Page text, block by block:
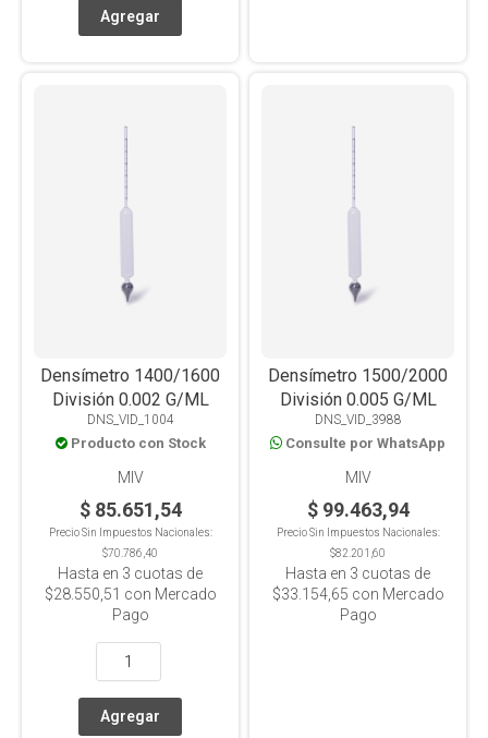
Densímetro 1400/1600
División 0.002 G/ML
DNS_VID_1004
Producto con Stock
MIV
$ 85.651,54
Precio Sin Impuestos Nacionales:
$70.786,40
Hasta en 3 cuotas de
$28.550,51 con Mercado
Pago
Densímetro 1500/2000
División 0.005 G/ML
DNS_VID_3988
Consulte por WhatsApp
MIV
$ 99.463,94
Precio Sin Impuestos Nacionales:
$82.201,60
Hasta en 3 cuotas de
$33.154,65 con Mercado
Pago